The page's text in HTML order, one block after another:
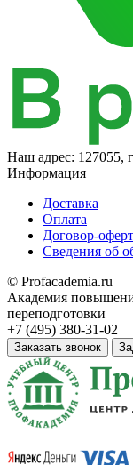
Наш адрес: 127055,
Информация
Доставка
Оплата
Договор-
Сведения об
© Profacademia.ru
Академия
переподготовки
+7 (495) 380-31-02
Заказать звонок